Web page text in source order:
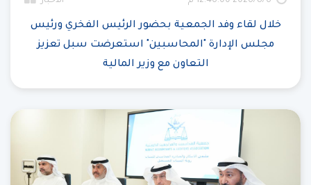
خلال لقاء وفد الجمعية بحضور الرئيس الفخري ورئيس
مجلس الإدارة "المحاسبين" استعرضت سبل تعزيز
التعاون مع وزير المالية